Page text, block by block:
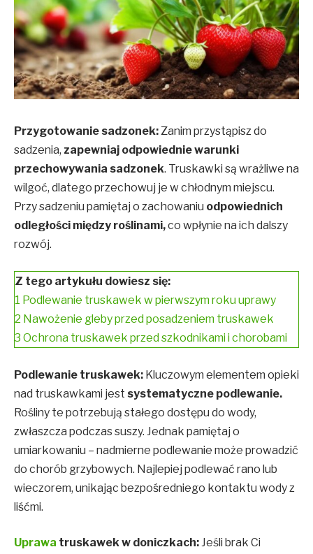
Przygotowanie sadzonek:Zanim przystąpisz do
sadzenia, zapewniaj odpowiednie warunki
przechowywania sadzonek. Truskawki są wrażliwe na
wilgoć, dlatego przechowuj je w chłodnym miejscu.
Przy sadzeniu pamiętaj o zachowaniu odpowiednich
odległości między roślinami,co wpłynie na ich dalszy
rozwój.
Z tego artykułu dowiesz się:
1 Podlewanie truskawek w pierwszym roku uprawy
2 Nawożenie gleby przed posadzeniem truskawek
3 Ochrona truskawek przed szkodnikami i chorobami
Podlewanie truskawek: Kluczowym elementem opieki
nad truskawkami jest systematyczne podlewanie.
Rośliny te potrzebują stałego dostępu do wody,
zwłaszcza podczas suszy. Jednak pamiętaj o
umiarkowaniu – nadmierne podlewanie może prowadzić
do chorób grzybowych. Najlepiej podlewać rano lub
wieczorem, unikając bezpośredniego kontaktu wody z
liśćmi.
Uprawa truskawek w doniczkach:Jeśli brak Ci